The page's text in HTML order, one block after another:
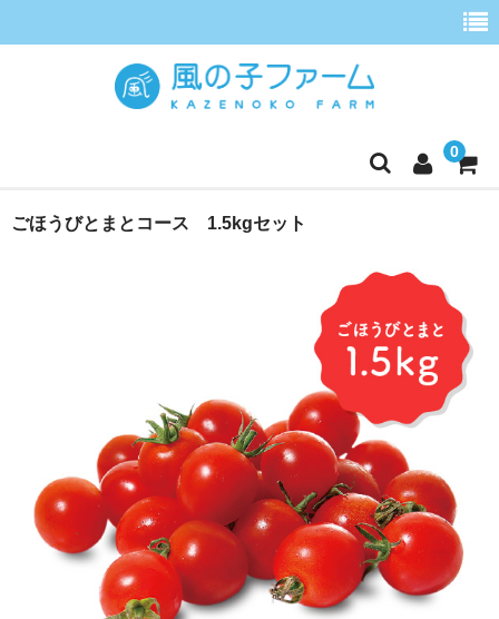
0
ホーム
ごほうびとまとジュース
こだわりほうれんそう
ごほうびとうもろこし
商品一覧
ごほうびとまとコース 1.5kgセット